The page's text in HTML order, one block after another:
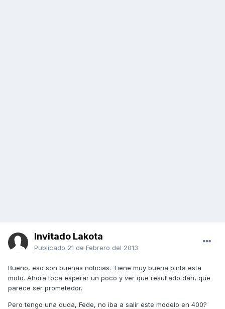
Invitado Lakota
Publicado 21 de Febrero del 2013
Bueno, eso son buenas noticias. Tiene muy buena pinta esta
moto. Ahora toca esperar un poco y ver que resultado dan, que
parece ser prometedor.
Pero tengo una duda, Fede, no iba a salir este modelo en 400?